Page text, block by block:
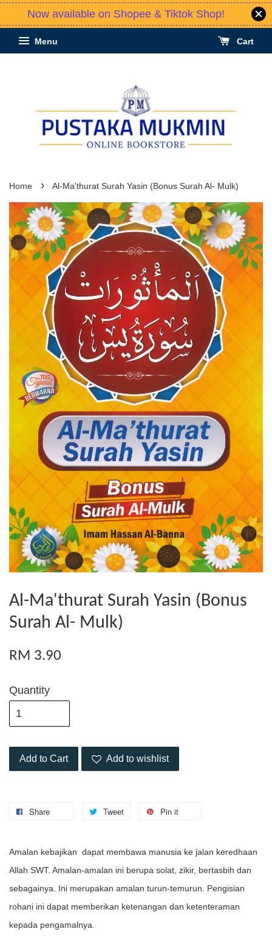
Now available on Shopee & Tiktok Shop!
Menu Cart
Home › Al-Ma'thurat Surah Yasin (Bonus Surah Al- Mulk)
Al-Ma'thurat Surah Yasin (Bonus
Surah Al- Mulk)
RM 3.90
Quantity
Add to Cart Add to wishlist
Share Tweet Pin it
Amalan kebajikan dapat membawa manusia ke jalan keredhaan
Allah SWT. Amalan-amalan ini berupa solat, zikir, bertasbih dan
sebagainya. Ini merupakan amalan turun-temurun. Pengisian
rohani ini dapat memberikan ketenangan dan ketenteraman
kepada pengamalnya.